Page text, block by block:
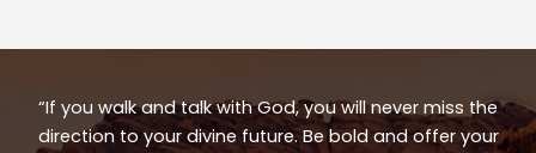
“If you walk and talk with God, you will never miss the
direction to your divine future. Be bold and offer your